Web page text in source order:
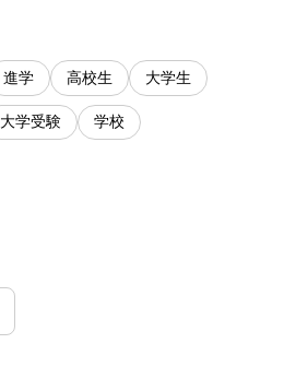
進学 高校生 大学生
大学受験 学校